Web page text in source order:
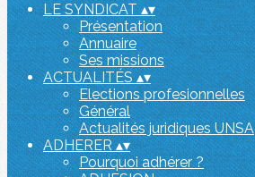
LE SYNDICAT▴▾
Présentation
Annuaire
Ses missions
ACTUALITÉS▴▾
Elections profesionnelles
Général
Actualités juridiques UNSA
ADHERER▴▾
Pourquoi adhérer ?